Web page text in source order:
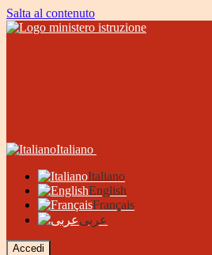
Salta al contenuto
Italiano
Italiano
English
Français
عربى
Accedi